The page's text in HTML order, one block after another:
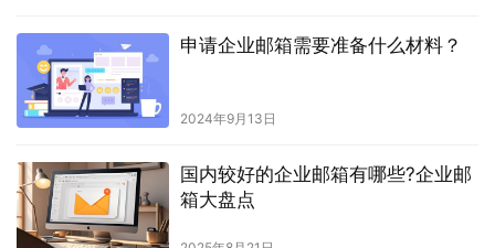
申请企业邮箱需要准备什么材料？
2024年9月13日
国内较好的企业邮箱有哪些?企业邮
箱大盘点